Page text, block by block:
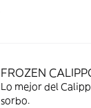
FROZEN
Lo mejor del
sorbo.